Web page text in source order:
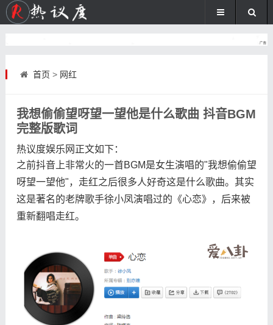
首页 > 网红
我想偷偷望呀望一望他是什么歌曲 抖音BGM
完整版歌词
热议度娱乐网 正文如下：
之前抖音上非常火的一首BGM是女生演唱的"我想偷偷望
呀望一望他"，走红之后很多人好奇这是什么歌曲。其实
这是著名的老牌歌手徐小凤演唱过的《心恋》，后来被
重新翻唱走红。